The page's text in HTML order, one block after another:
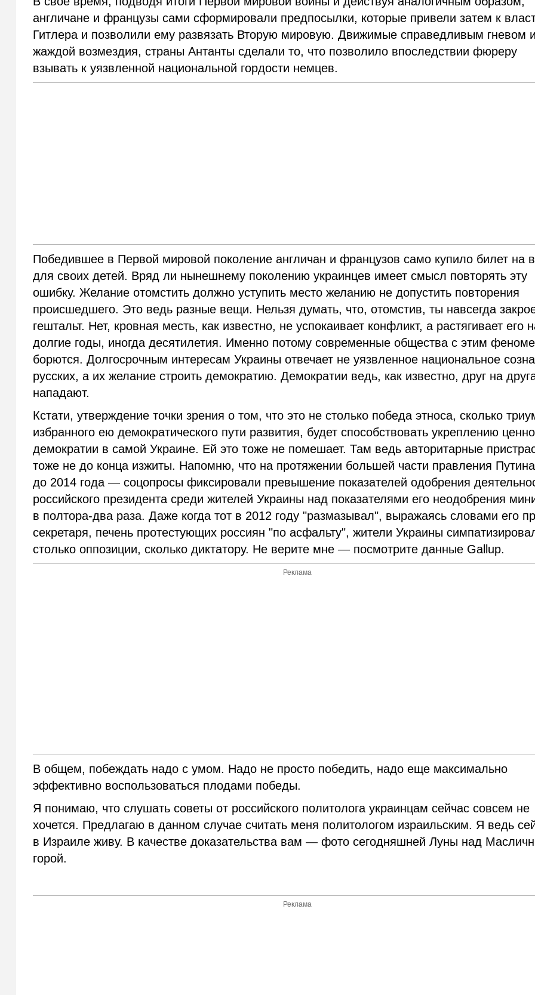
англичане и французы сами сформировали предпосылки, которые привели затем к
Гитлера и позволили ему развязать Вторую мировую. Движимые справедливым гневом и
жаждой возмездия, страны Антанты сделали то, что позволило впоследствии фюреру
взывать к уязвленной национальной гордости немцев.
Победившее в Первой мировой поколение англичан и французов само купило билет на
для своих детей. Вряд ли нынешнему поколению украинцев имеет смысл повторять эту
ошибку. Желание отомстить должно уступить место желанию не допустить повторения
происшедшего. Это ведь разные вещи. Нельзя думать, что, отомстив, ты навсегда
гештальт. Нет, кровная месть, как известно, не успокаивает конфликт, а растягивает его
долгие годы, иногда десятилетия. Именно потому современные общества с этим
борются. Долгосрочным интересам Украины отвечает не уязвленное национальное
русских, а их желание строить демократию. Демократии ведь, как известно, друг на
нападают.
Кстати, утверждение точки зрения о том, что это не столько победа этноса, сколько
избранного ею демократического пути развития, будет способствовать укреплению
демократии в самой Украине. Ей это тоже не помешает. Там ведь авторитарные
тоже не до конца изжиты. Напомню, что на протяжении большей части правления
до 2014 года— соцопросы фиксировали превышение показателей одобрения
российского президента среди жителей Украины над показателями его неодобрения
в полтора-два раза. Даже когда тот в 2012 году "размазывал", выражаясь словами его
секретаря, печень протестующих россиян "по асфальту", жители Украины
столько оппозиции, сколько диктатору. Не верите мне— посмотрите данные Gallup.
Реклама
В общем, побеждать надо с умом. Надо не просто победить, надо еще максимально
эффективно воспользоваться плодами победы.
Я понимаю, что слушать советы от российского политолога украинцам сейчас совсем не
хочется. Предлагаю в данном случае считать меня политологом израильским. Я ведь
в Израиле живу. В качестве доказательства вам— фото сегодняшней Луны над
горой.
Реклама